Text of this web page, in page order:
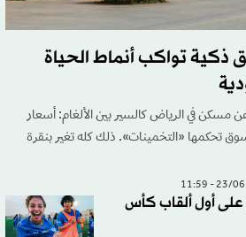
تواكب أنماط الحياة
مسكن في الرياض كالسير بين الألغام: أسعار
تحكمها «التخمينات». ذلك كله تغير بنقرة
على أول ألقاب كأس